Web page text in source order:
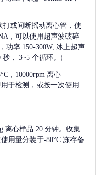
或间断摇动离心管，使
，可以使用超声波破碎
功率 150-300W, 冰上超声
， 3~5 个循环。)
，10000rpm 离心
于检测，或按一次使用
离心样品 20 分钟。收集
用量分装于-80°C 冻存备